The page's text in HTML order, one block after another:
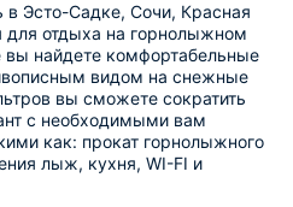
в Эсто-Садке, Сочи, Красная
отдыха на горнолыжном
найдете комфортабельные
видом на снежные
вы сможете сократить
с необходимыми вам
как: прокат горнолыжного
лыж, кухня, WI-FI и